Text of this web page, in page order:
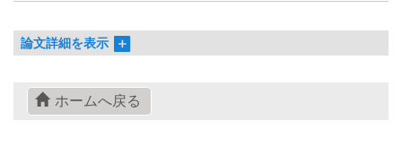
論文詳細を表示
ホームへ戻る